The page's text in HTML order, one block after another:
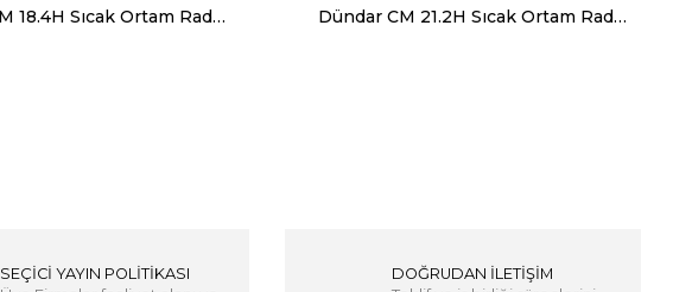
Dündar CM 18.4H Sıcak Ortam Radyal Salyangoz Fan (Monofaze) 120 Derece 1000 m³ 1430 RPM Dündar CM 21.2H Sıcak Ortam Radyal Salyangoz Fan (Monofaze) 120 Derece 2500 m³ 2700 RPM
SEÇİCİ YAYIN POLİTİKASI DOĞRUDAN İLETİŞİM